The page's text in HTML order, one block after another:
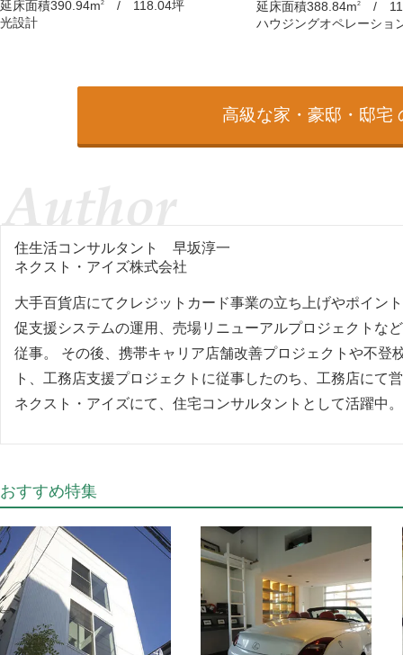
延床面積390.94m2
/ 118.04坪
光設計
延床面積388.84m2
/
ハウジングオペレーショ
高級な家・豪邸・邸宅
住生活コンサルタント 早坂淳一
ネクスト・アイズ株式会社
大手百貨店にてクレジットカード事業の立ち上げやポイン
促支援システムの運用、売場リニューアルプロジェクトな
従事。 その後、携帯キャリア店舗改善プロジェクトや不登
ト、工務店支援プロジェクトに従事したのち、工務店にて
ネクスト・アイズにて、住宅コンサルタントとして活躍中。
おすすめ特集